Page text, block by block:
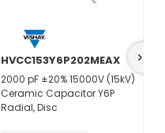
HVCC153Y6P202MEAX
2000 pF ±20% 15000V (15kV)
Ceramic Capacitor Y6P
Radial, Disc